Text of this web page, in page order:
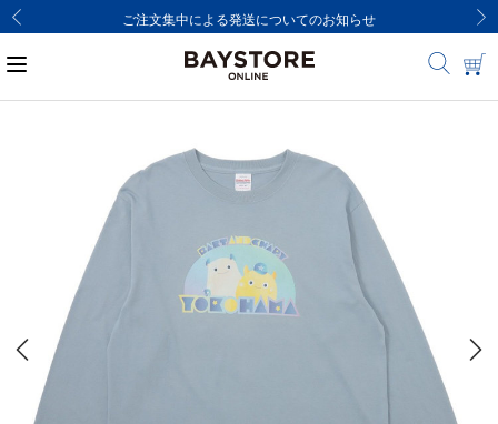
ご注文集中による発送についてのお知らせ